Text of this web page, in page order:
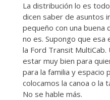
La distribución lo es
dicen saber de asuntos
pequeño con una buena
no es. Supongo que esa
la Ford Transit MultiCab.
estar muy bien para
para la familia y espacio
colocamos la canoa o la
No se hable más.